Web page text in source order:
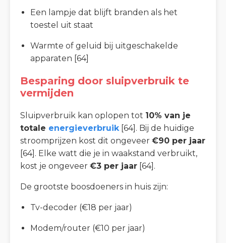
Een lampje dat blijft branden als het
toestel uit staat
Warmte of geluid bij uitgeschakelde
apparaten [64]
Besparing door sluipverbruik te
vermijden
Sluipverbruik kan oplopen tot 10% van je
totale energieverbruik [64]. Bij de huidige
stroomprijzen kost dit ongeveer €90 per jaar
[64]. Elke watt die je in waakstand verbruikt,
kost je ongeveer €3 per jaar [64].
De grootste boosdoeners in huis zijn:
Tv-decoder (€18 per jaar)
Modem/router (€10 per jaar)